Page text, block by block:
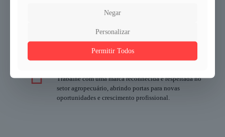
Rede de Clientes
oportunidade de expandir sua rede de contatos e
aumentar suas vendas.
Trabalhe com uma marca reconhecida e respeitada no
setor agropecuário, abrindo portas para novas
oportunidades e crescimento profissional.
Negar
Personalizar
Permitir Todos